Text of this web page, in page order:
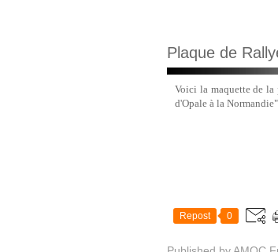
Plaque de
Voici la maquette de
d'Opale à la
Repost 0